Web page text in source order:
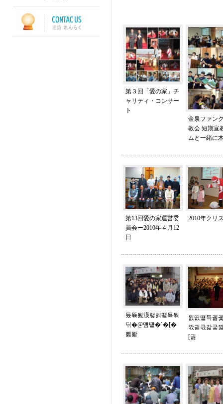
第３回「愛の家」チ
ャリティ・コンサー
ト
金泉ファン
教会 短期宣
ムと一緒に
第13回愛の家運営委
員会ー2010年４月12
日
2010年クリ
듰뜎묈渶랳벩떝됵뭒
딖�@먬떝�`�[�
뻂뽦
묈띲떝됵궳
깏긡귻갋긓
[긣